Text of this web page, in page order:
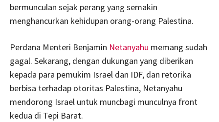
bermunculan sejak perang yang semakin
menghancurkan kehidupan orang-orang Palestina.
Perdana Menteri Benjamin Netanyahu memang sudah
gagal. Sekarang, dengan dukungan yang diberikan
kepada para pemukim Israel dan IDF, dan retorika
berbisa terhadap otoritas Palestina, Netanyahu
mendorong Israel untuk muncbagi munculnya front
kedua di Tepi Barat.